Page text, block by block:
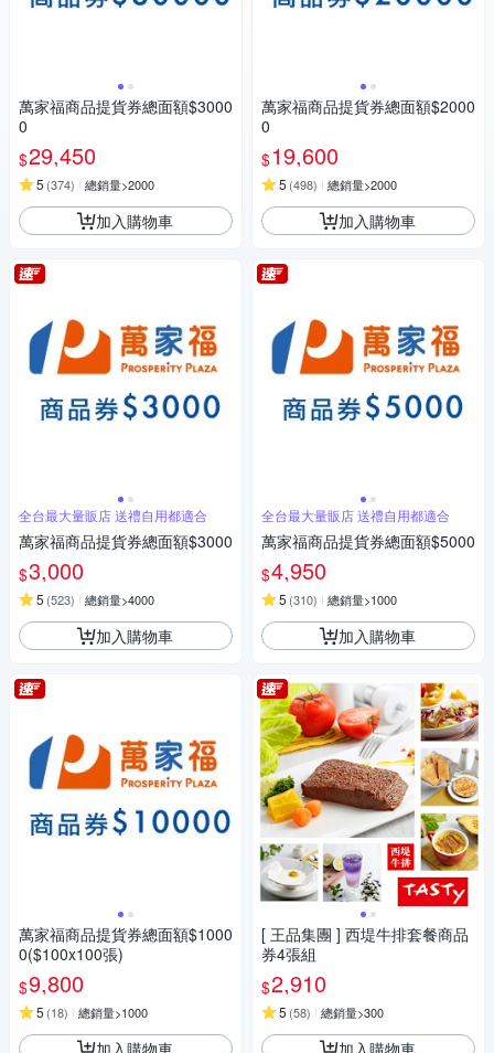
萬家福商品提貨券總面額$3000
0
$29,450
5 (374) 總銷量>2000
加入購物車
全台最大量販店 送禮自用都適合
萬家福商品提貨券總面額$3000
$3,000
5 (523) 總銷量>4000
加入購物車
萬家福商品提貨券總面額$1000
0($100x100張)
$9,800
5 (18) 總銷量>1000
加入購物車
萬家福商品提貨券總面額$2000
0
$19,600
5 (498) 總銷量>2000
加入購物車
全台最大量販店 送禮自用都適合
萬家福商品提貨券總面額$5000
$4,950
5 (310) 總銷量>1000
加入購物車
[ 王品集團 ] 西堤牛排套餐商品
券4張組
$2,910
5 (58) 總銷量>300
加入購物車